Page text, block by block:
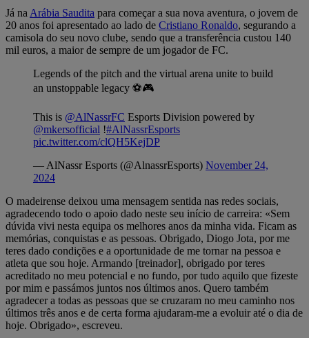
Já na Arábia Saudita para começar a sua nova aventura, o jovem de
20 anos foi apresentado ao lado de Cristiano Ronaldo, segurando a
camisola do seu novo clube, sendo que a transferência custou 140
mil euros, a maior de sempre de um jogador de FC.
Legends of the pitch and the virtual arena unite to build
an unstoppable legacy ⚽🎮
This is @AlNassrFC Esports Division powered by
@mkersofficial !#AlNassrEsports
pic.twitter.com/clQH5KejDP
— AlNassr Esports (@AlnassrEsports) November 24,
2024
O madeirense deixou uma mensagem sentida nas redes sociais,
agradecendo todo o apoio dado neste seu início de carreira: «Sem
dúvida vivi nesta equipa os melhores anos da minha vida. Ficam as
memórias, conquistas e as pessoas. Obrigado, Diogo Jota, por me
teres dado condições e a oportunidade de me tornar na pessoa e
atleta que sou hoje. Armando [treinador], obrigado por teres
acreditado no meu potencial e no fundo, por tudo aquilo que fizeste
por mim e passámos juntos nos últimos anos. Quero também
agradecer a todas as pessoas que se cruzaram no meu caminho nos
últimos três anos e de certa forma ajudaram-me a evoluir até o dia de
hoje. Obrigado», escreveu.